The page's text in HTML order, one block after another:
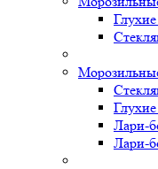
Лари-
Лари-